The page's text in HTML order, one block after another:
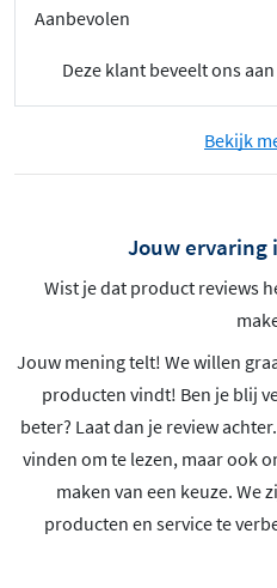
Aanbevolen
Deze klant beveelt ons aan
Bekijk
Jouw ervaring
Wist je dat product reviews
Jouw mening telt! We willen
producten vindt! Ben je blij
beter? Laat dan je review
vinden om te lezen, maar ook
maken van een keuze. We
producten en service te